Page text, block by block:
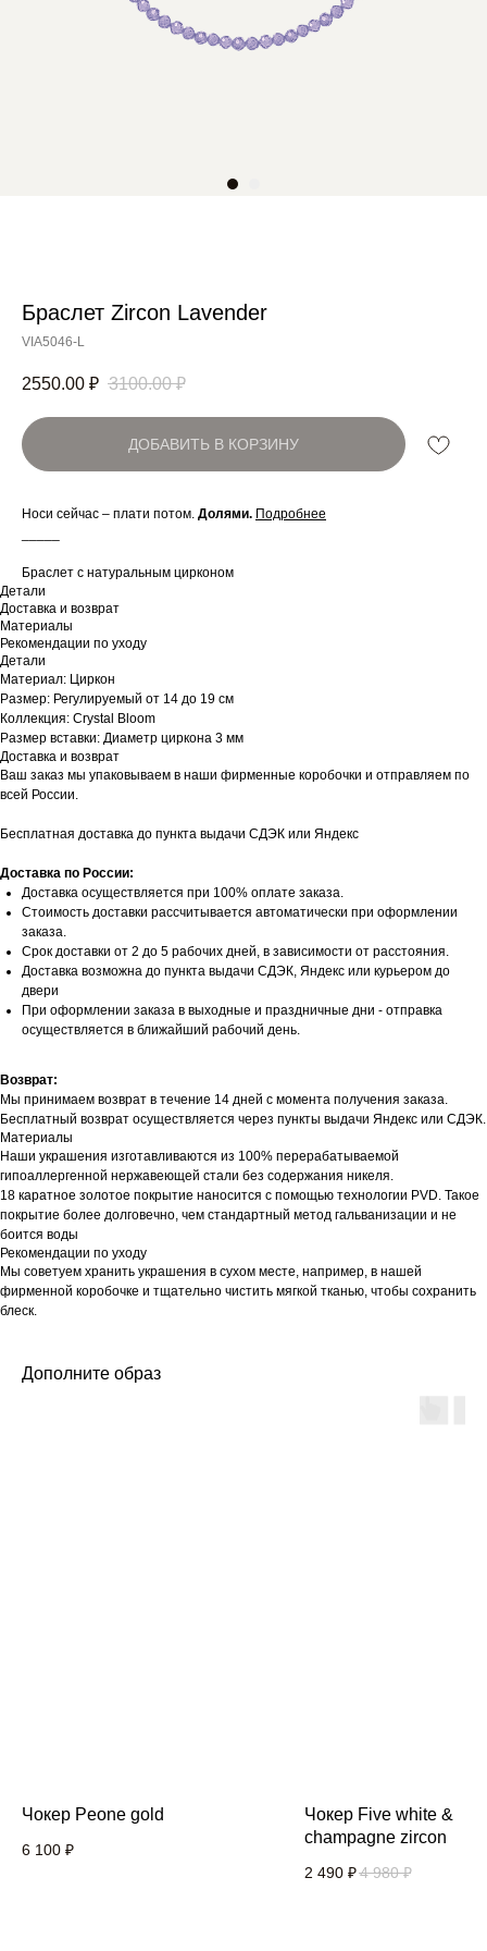
Браслет Zircon Lavender
Артикул:
VIA5046-L
2550.00 ₽ 3100.00 ₽
ДОБАВИТЬ В КОРЗИНУ
Носи сейчас – плати потом. Долями. Подробнее
Браслет с натуральным цирконом
Детали
Доставка и возврат
Материалы
Рекомендации по уходу
Детали
Материал: Циркон
Размер: Регулируемый от 14 до 19 см
Коллекция: Crystal Bloom
Размер вставки: Диаметр циркона 3 мм
Доставка и возврат
Ваш заказ мы упаковываем в наши фирменные коробочки и отправляем по
всей России.
Бесплатная доставка до пункта выдачи СДЭК или Яндекс
Доставка по России:
Доставка осуществляется при 100% оплате заказа.
Стоимость доставки рассчитывается автоматически при оформлении
заказа.
Срок доставки от 2 до 5 рабочих дней, в зависимости от расстояния.
Доставка возможна до пункта выдачи СДЭК, Яндекс или курьером до
двери
При оформлении заказа в выходные и праздничные дни - отправка
осуществляется в ближайший рабочий день.
Возврат:
Мы принимаем возврат в течение 14 дней с момента получения заказа.
Бесплатный возврат осуществляется через пункты выдачи Яндекс или СДЭК.
Материалы
Наши украшения изготавливаются из 100% перерабатываемой
гипоаллергенной нержавеющей стали без содержания никеля.
18 каратное золотое покрытие наносится с помощью технологии PVD. Такое
покрытие более долговечно, чем стандартный метод гальванизации и не
боится воды
Рекомендации по уходу
Мы советуем хранить украшения в сухом месте, например, в нашей
фирменной коробочке и тщательно чистить мягкой тканью, чтобы сохранить
блеск.
Дополните образ
Чокер Peone gold
6 100 ₽
Чокер Five white &
champagne zircon
2 490 ₽4 980 ₽